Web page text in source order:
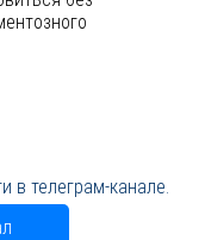
в телеграм-канале.